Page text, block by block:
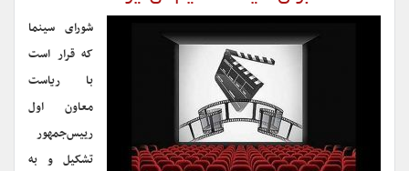
شورای سینما
که قرار است
با ریاست
معاون اول
رییس‌جمهور
تشکیل و به